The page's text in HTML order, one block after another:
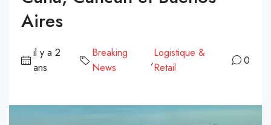
Aires
il y a 2
ans
Breaking
News
,
Logistique &
Retail
0